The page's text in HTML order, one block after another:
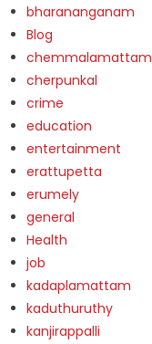
bharananganam
Blog
chemmalamattam
cherpunkal
crime
education
entertainment
erattupetta
erumely
general
Health
job
kadaplamattam
kaduthuruthy
kanjirappalli